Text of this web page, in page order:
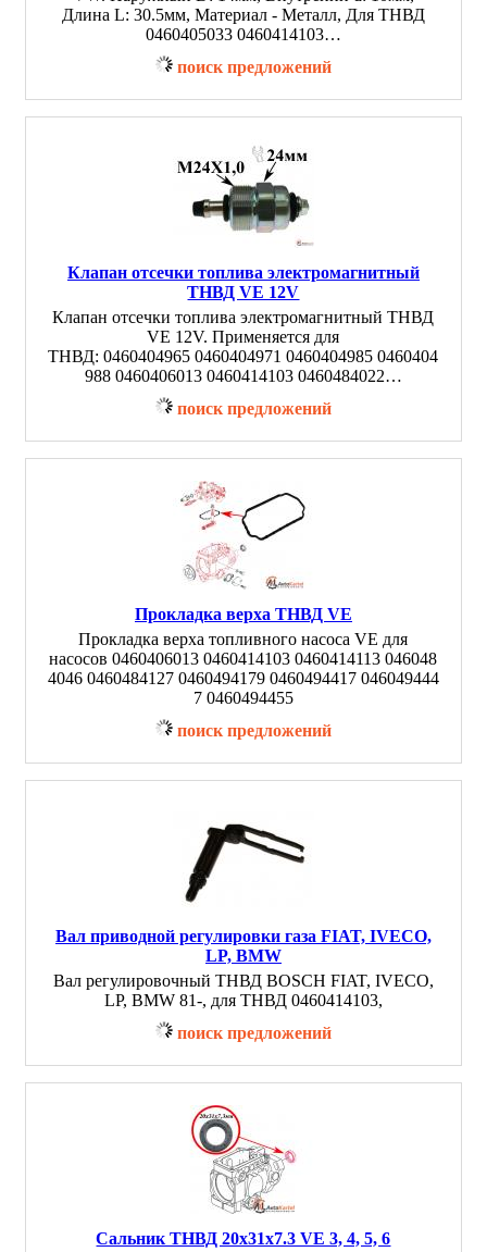
Длина L: 30.5мм, Материал - Металл, Для ТНВД
0460405033 0460414103…
поиск предложений
Клапан отсечки топлива электромагнитный
ТНВД VE 12V
Клапан отсечки топлива электромагнитный ТНВД
VE 12V. Применяется для
ТНВД: 0460404965 0460404971 0460404985 0460404
988 0460406013 0460414103 0460484022…
поиск предложений
Прокладка верха ТНВД VE
Прокладка верха топливного насоса VE для
насосов 0460406013 0460414103 0460414113 046048
4046 0460484127 0460494179 0460494417 046049444
7 0460494455
поиск предложений
Вал приводной регулировки газа FIAT, IVECO,
LP, BMW
Вал регулировочный ТНВД BOSCH FIAT, IVECO,
LP, BMW 81-, для ТНВД 0460414103,
поиск предложений
Сальник ТНВД 20x31x7.3 VE 3, 4, 5, 6